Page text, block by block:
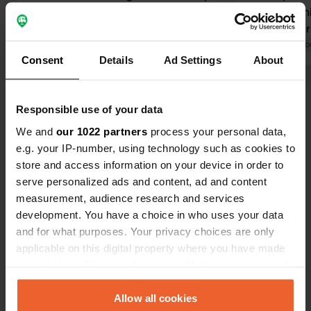
Consent Details Ad Settings About
Responsible use of your data
We and our 1022 partners process your personal data,
e.g. your IP-number, using technology such as cookies to
store and access information on your device in order to
serve personalized ads and content, ad and content
measurement, audience research and services
development. You have a choice in who uses your data
and for what purposes. Your privacy choices are only
applicable on this digital property where you have made
any time from the Cookie Declaration or by clicking on
the Privacy trigger icon.Allow all cookies
Servizi
Svuotare e
aiutare. Lo
lunghezza
pazienti.
Tradotto da
Sei stato qui?
Contatto